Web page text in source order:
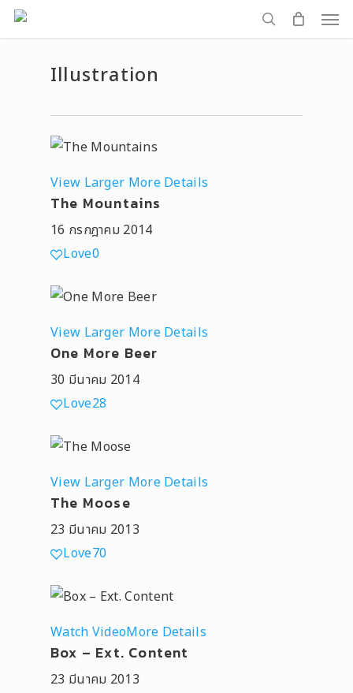
Skip
to
search
Illustration
View Larger More Details
The Mountains
16 กรกฎาคม 2014
Love0
View Larger More Details
One More Beer
30 มีนาคม 2014
Love28
View Larger More Details
The Moose
23 มีนาคม 2013
Love70
Watch VideoMore Details
Box – Ext. Content
23 มีนาคม 2013